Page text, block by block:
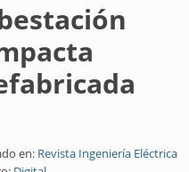
en: Revista Ingeniería Eléctrica